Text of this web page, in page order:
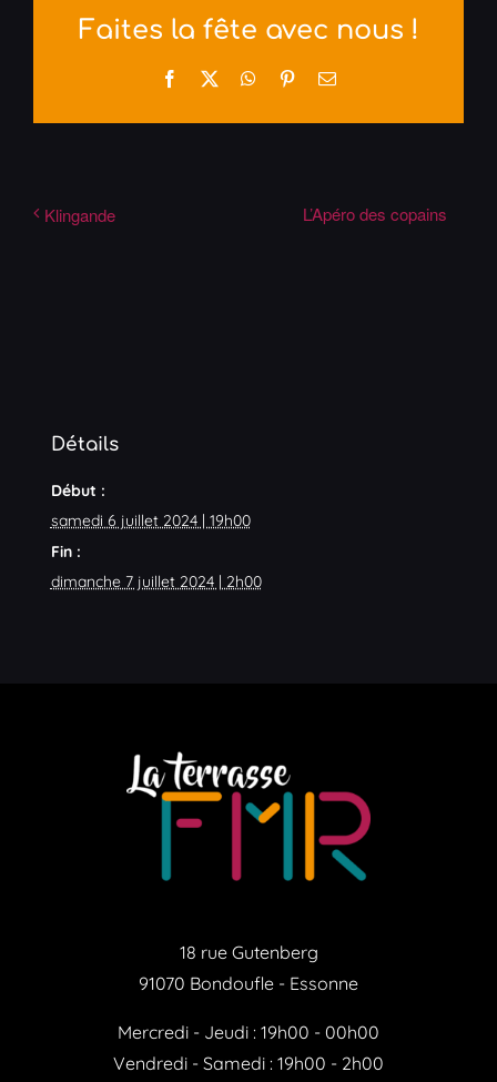
Faites la fête avec nous !
Facebook WhatsApp
PinterestEmail
Klingande L’Apéro des copains
Détails
Début :
samedi 6 juillet 2024 | 19h00
Fin :
dimanche 7 juillet 2024 | 2h00
18 rue Gutenberg
91070 Bondoufle - Essonne
Mercredi - Jeudi : 19h00 - 00h00
Vendredi - Samedi : 19h00 - 2h00